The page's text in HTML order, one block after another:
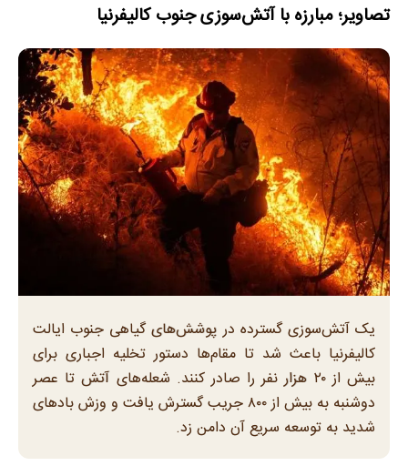
تصاویر؛ مبارزه با آتش‌سوزی جنوب کالیفرنیا
یک آتش‌سوزی گسترده در پوشش‌های گیاهی جنوب ایالت
کالیفرنیا باعث شد تا مقام‌ها دستور تخلیه اجباری برای
بیش از ۲۰ هزار نفر را صادر کنند. شعله‌های آتش تا عصر
دوشنبه به بیش از ۸۰۰ جریب گسترش یافت و وزش بادهای
شدید به توسعه سریع آن دامن زد.